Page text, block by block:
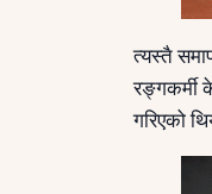
त्यस्तै
रङ्गकर्मी
गरिएको